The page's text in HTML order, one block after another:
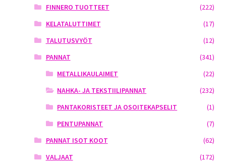
FINNERO TUOTTEET
(222)
KELATALUTTIMET
(17)
TALUTUSVYÖT
(12)
PANNAT
(341)
METALLIKAULAIMET
(22)
NAHKA- JA TEKSTIILIPANNAT
(232)
PANTAKORISTEET JA OSOITEKAPSELIT
(1)
PENTUPANNAT
(7)
PANNAT ISOT KOOT
(62)
VALJAAT
(172)